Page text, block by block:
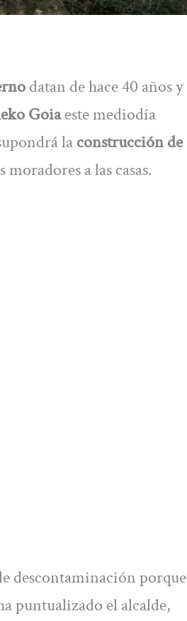
datan de hace 40 años y
Goiaeste mediodía
laconstrucción de
a las casas.
descontaminación porque
puntualizado el alcalde,